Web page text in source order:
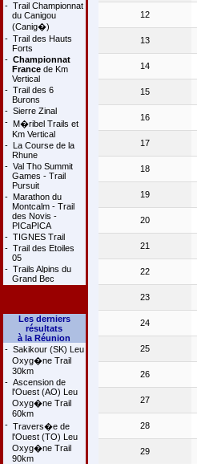
- Trail Championnat
du Canigou
(Canig�)
- Trail des Hauts
Forts
- Championnat
Francede Km
Vertical
- Trail des 6
Burons
- Sierre Zinal
- M�ribel Trails et
Km Vertical
- La Course de la
Rhune
- Val Tho Summit
Games - Trail
Pursuit
- Marathon du
Montcalm - Trail
des Novis -
PICaPICA
- TIGNES Trail
- Trail des Etoiles
05
- Trails Alpins du
Grand Bec
Les derniers
résultats
à la Réunion
- Sakikour (SK) Leu
Oxyg�ne Trail
30km
- Ascension de
l'Ouest (AO) Leu
Oxyg�ne Trail
60km
- Travers�e de
l'Ouest (TO) Leu
Oxyg�ne Trail
90km
12
13
14
15
16
17
18
19
20
21
22
23
24
25
26
27
28
29